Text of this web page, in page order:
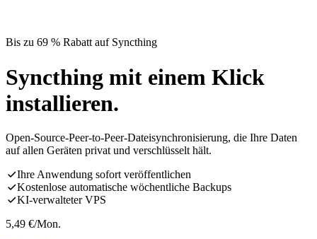
Bis zu 69 % Rabatt auf Syncthing
Syncthing mit einem Klick
installieren.
Open-Source-Peer-to-Peer-Dateisynchronisierung, die Ihre Daten
auf allen Geräten privat und verschlüsselt hält.
Ihre Anwendung sofort veröffentlichen
Kostenlose automatische wöchentliche Backups
KI-verwalteter VPS
5,49 €/Mon.